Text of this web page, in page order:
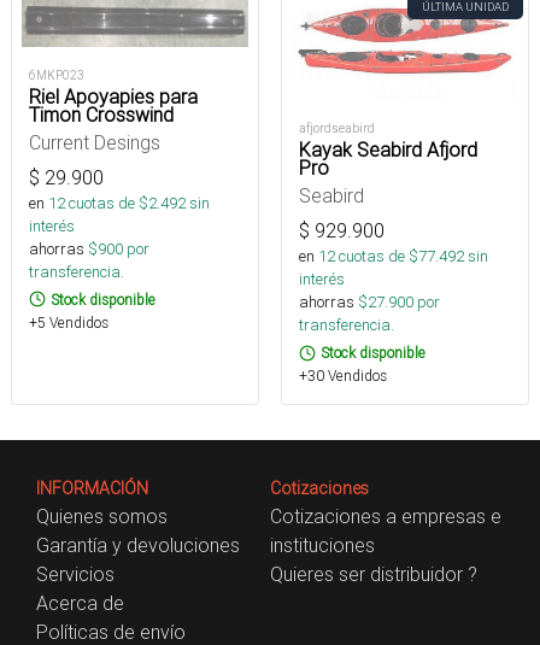
6MKP023
Riel Apoyapies para
Timon Crosswind
Current Desings
$ 29.900
en 12cuotas de $2.492sin
interés
ahorras $900 por
transferencia.
Stock disponible
+5 Vendidos
ÚLTIMA UNIDAD
afjordseabird
Kayak Seabird Afjord
Pro
Seabird
$ 929.900
en 12cuotas de $77.492sin
interés
ahorras $27.900 por
transferencia.
Stock disponible
+30 Vendidos
INFORMACIÓN
Quienes somos
Garantía y devoluciones
Servicios
Acerca de
Políticas de envío
Cotizaciones
Cotizaciones a empresas e
instituciones
Quieres ser distribuidor ?